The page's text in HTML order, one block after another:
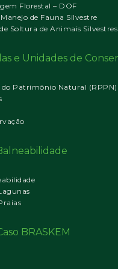
Florestal – DOF
de Fauna Silvestre
Soltura de Animais Silvestres
e Unidades de
Patrimônio Natural (RPPN)
BRASKEM